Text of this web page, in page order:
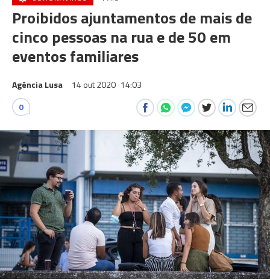
Proibidos ajuntamentos de mais de
cinco pessoas na rua e de 50 em
eventos familiares
Agência Lusa 14 out 2020 14:03
0